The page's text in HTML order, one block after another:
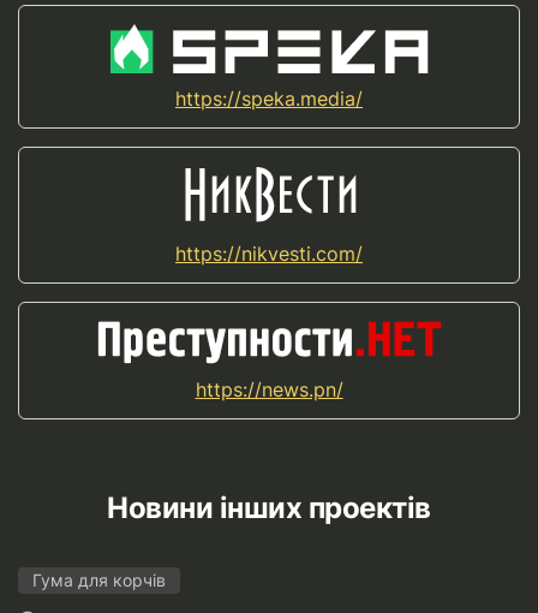
https://speka.media/
https://nikvesti.com/
https://news.pn/
Новини інших проектів
Гума для корчів